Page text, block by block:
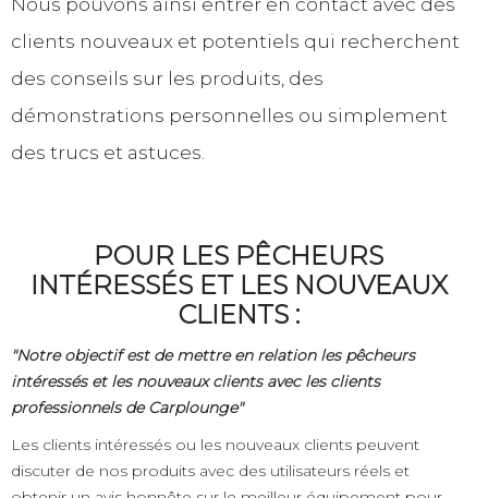
clients nouveaux et potentiels qui recherchent
des conseils sur les produits, des
démonstrations personnelles ou simplement
des trucs et astuces.
POUR LES PÊCHEURS
INTÉRESSÉS ET LES NOUVEAUX
CLIENTS :
"Notre objectif est de mettre en relation les pêcheurs
intéressés et les nouveaux clients avec les clients
professionnels de Carplounge"
Les clients intéressés ou les nouveaux clients peuvent
discuter de nos produits avec des utilisateurs réels et